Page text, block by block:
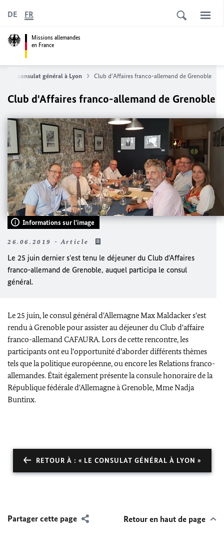
Missions allemandes
en France
DE FR
Le consulat général à Lyon Club d'Affaires franco-allemand de Grenoble
Club d'Affaires franco-allemand de Grenoble
Informations sur l'image
26.06.2019 - Article
Le 25 juin dernier s'est tenu le déjeuner du Club d'Affaires
franco-allemand de Grenoble, auquel participa le consul
général.
Le 25 juin, le consul général d'Allemagne Max Maldacker s'est
rendu à Grenoble pour assister au déjeuner du Club d'affaire
franco-allemand CAFAURA. Lors de cette rencontre, les
participants ont eu l'opportunité d'aborder différents thèmes
tels que la politique européenne, ou encore les Relations franco-
allemandes. Était également présente la consule honoraire de la
République fédérale d'Allemagne à Grenoble, Mme Nadja
Buntinx.
RETOUR À : « LE CONSULAT GÉNÉRAL À LYON »
Partager cette page Retour en haut de page